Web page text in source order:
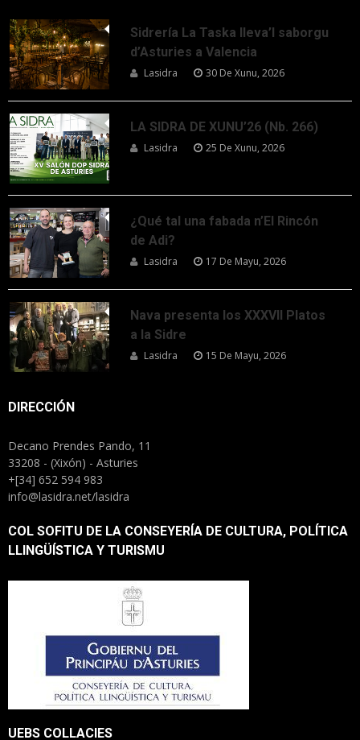
Sidrería La Taska lleva’l saborgu
d’Asturies a Valencia
Lasidra 30 De Xunu, 2026
LA SIDRA DE XUNU’26 (Nb. 266)
Lasidra 25 De Xunu, 2026
¿Qué tal una fabada n’El Rincón
de Adi?
Lasidra 17 De Mayu, 2026
Nava presenta los XXXVII Platos
a la Sidre
Lasidra 15 De Mayu, 2026
DIRECCIÓN
Decano Prendes Pando, 11
33208 - (Xixón) - Asturies
+[34] 652 594 983
info@lasidra.net/lasidra
COL SOFITU DE LA CONSEYERÍA DE CULTURA, POLÍTICA
LLINGÜÍSTICA Y TURISMU
UEBS COLLACIES